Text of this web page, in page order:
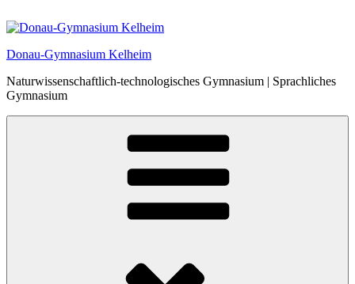
Inhalt
Donau-Gymnasium Kelheim
Naturwissenschaftlich-technologisches Gymnasium | Sprachliches
Gymnasium